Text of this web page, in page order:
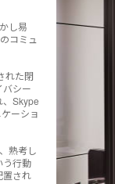
し易
コミュ
れた閉
バシー
、Skype
ーショ
熟考し
う行動
置され